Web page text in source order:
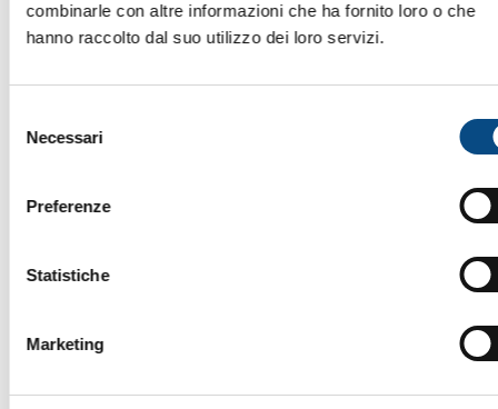
combinarle con altre informazioni che ha fornito loro o che
hanno raccolto dal suo utilizzo dei loro servizi.
delNecessari
Preferenze
Statistiche
Marketing
875 G